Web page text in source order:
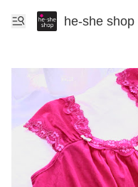
he-she shop